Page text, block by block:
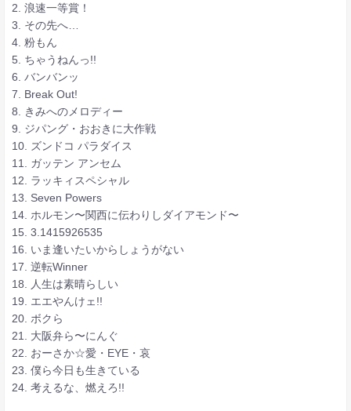
2. 浪速一等賞！
3. その先へ…
4. 粉もん
5. ちゃうねんっ!!
6. バンバンッ
7. Break Out!
8. きみへのメロディー
9. ジパング・おおきに大作戦
10. ズンドコ パラダイス
11. ガッテン アンセム
12. ラッキィスペシャル
13. Seven Powers
14. ホルモン〜関西に伝わりしダイアモンド〜
15. 3.1415926535
16. いま逢いたいからしょうがない
17. 逆転Winner
18. 人生は素晴らしい
19. エエやんけェ!!
20. ボクら
21. 大阪弁ら〜にんぐ
22. おーさか☆愛・EYE・哀
23. 僕ら今日も生きている
24. 考えるな、燃えろ!!